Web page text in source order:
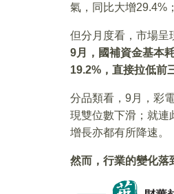
氣，同比大增29.4%
但分月度看，市場呈
9月，國補資金基本
19.2%，直接拉低前
分品類看，9月，彩
現雙位數下滑；就連
增長亦都有所降速。
然而，行業的變化落